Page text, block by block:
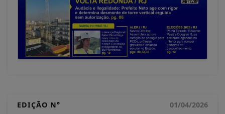
EDIÇÃO N° 01/04/2026